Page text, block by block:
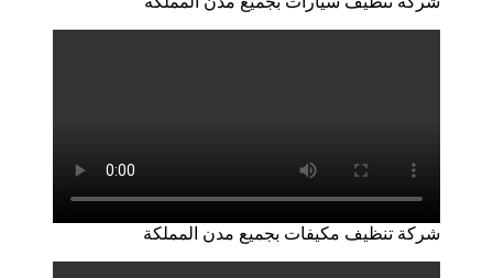
شركة تنظيف مكيفات بجميع مدن المملكة